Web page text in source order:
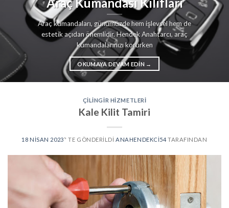
Araç kumandaları, günümüzde hem işlevsel hem de
estetik açıdan önemlidir. Hendek Anahtarcı, araç
kumandalarınızı korurken
OKUMAYA DEVAM EDIN →
ÇILINGIR HIZMETLERI
Kale Kilit Tamiri
18 NISAN 2023’' TE GÖNDERILDI ANAHENDEKCI54 TARAFINDAN